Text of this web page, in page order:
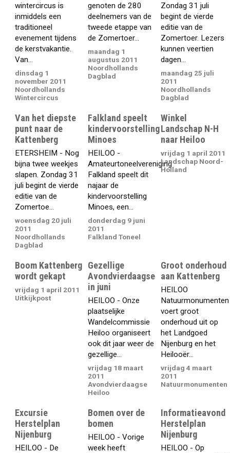
wintercircus is
inmiddels een
traditioneel
evenement tijdens
de kerstvakantie.
Van...
dinsdag 1
november 2011
Noordhollands
Wintercircus
genoten de 280
deelnemers van de
tweede etappe van
de Zomertoer...
maandag 1
augustus 2011
Noordhollands
Dagblad
Zondag 31 juli
begint de vierde
editie van de
Zomertoer. Lezers
kunnen veertien
dagen...
maandag 25 juli
2011
Noordhollands
Dagblad
Van het diepste
punt naar de
Kattenberg
ETERSHEIM - Nog
bijna twee weekjes
slapen. Zondag 31
juli begint de vierde
editie van de
Zomertoe...
woensdag 20 juli
2011
Noordhollands
Dagblad
Falkland speelt
kindervoorstelling
Minoes
HEILOO -
Amateurtoneelvereniging
Falkland speelt dit
najaar de
kindervoorstelling
Minoes, een...
donderdag 9 juni
2011
Falkland Toneel
Winkel
Landschap N-H
naar Heiloo
vrijdag 1 april 2011
Landschap Noord-
Holland
Boom Kattenberg
wordt gekapt
vrijdag 1 april 2011
Uitkijkpost
Gezellige
Avondvierdaagse
in juni
HEILOO - Onze
plaatselijke
Wandelcommissie
Heiloo organiseert
ook dit jaar weer de
gezellige...
vrijdag 18 maart
2011
Avondvierdaagse
Heiloo
Groot onderhoud
aan Kattenberg
HEILOO 
Natuurmonumenten
voert groot
onderhoud uit op
het Landgoed
Nijenburg en het
Heilooër...
vrijdag 4 maart
2011
Natuurmonumenten
Excursie
Herstelplan
Nijenburg
HEILOO - De
Bomen over de
bomen
HEILOO - Vorige
week heeft
Informatieavond
Herstelplan
Nijenburg
HEILOO - Op